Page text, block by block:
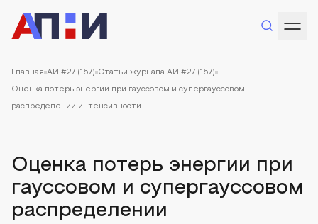
Главная АИ #27 (157) Статьи журнала АИ #27 (157)
Оценка потерь энергии при гауссовом и супергауссовом
распределении интенсивности
Оценка потерь энергии при
гауссовом и супергауссовом
распределении